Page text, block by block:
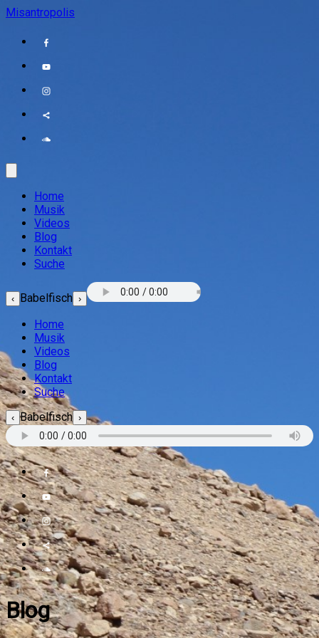
Misantropolis
Home
Musik
Videos
Blog
Kontakt
Suche
‹ Babelfisch ›
Home
Musik
Videos
Blog
Kontakt
Suche
‹ Babelfisch ›
Blog